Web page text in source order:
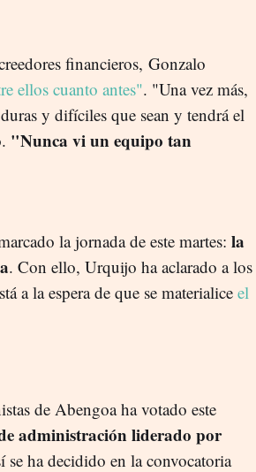
financieros, Gonzalo
ellos cuanto antes". "Una vez más,
y difíciles que sean y tendrá el
"Nunca vi un equipo tan
la jornada de este martes: la
. Con ello, Urquijo ha aclarado a los
a la espera de que se materialice el
de Abengoa ha votado este
administración liderado por
se ha decidido en la convocatoria